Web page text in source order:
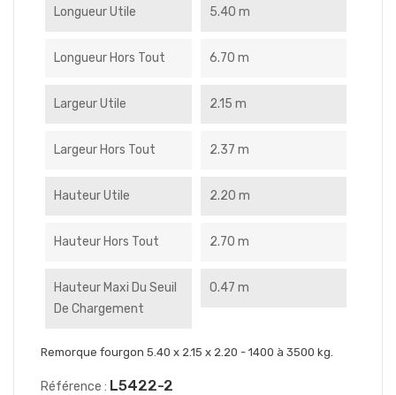
Longueur Utile 5.40 m
Longueur Hors Tout 6.70 m
Largeur Utile 2.15 m
Largeur Hors Tout 2.37 m
Hauteur Utile 2.20 m
Hauteur Hors Tout 2.70 m
Hauteur Maxi Du Seuil
De Chargement
0.47 m
Remorque fourgon 5.40 x 2.15 x 2.20 - 1400 à 3500 kg.
Référence : L5422-2